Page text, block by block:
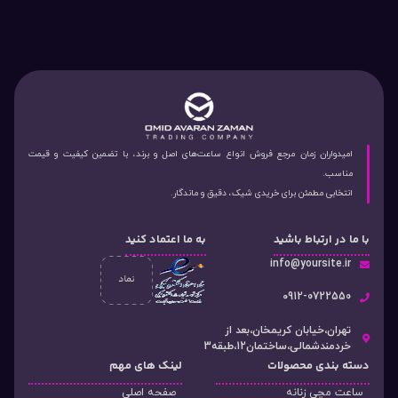
امیدواران زمان مرجع فروش انواع ساعت‌های اصل و برند، با تضمین کیفیت و قیمت
مناسب.
انتخابی مطمئن برای خریدی شیک، دقیق و ماندگار.
با ما در ارتباط باشید
info@yoursite.ir
۰912-0722550
تهران،خیابان کریمخان،بعد از
خردمندشمالی،ساختمان12،طبقه3
به ما اعتماد کنید
دسته‌ بندی محصولات
ساعت مچی زنانه
لینک های مهم
صفحه اصلی